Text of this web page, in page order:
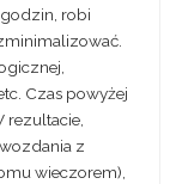
robi
Czas powyżej
rezultacie,
z
wieczorem),